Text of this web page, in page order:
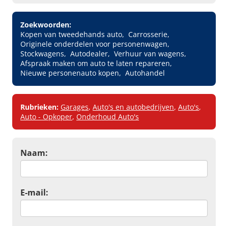
Zoekwoorden:
Kopen van tweedehands auto
Carrosserie
Originele onderdelen voor personenwagen
Stockwagens
Autodealer
Verhuur van wagens
Afspraak maken om auto te laten repareren
Nieuwe personenauto kopen
Autohandel
Rubrieken: Garages, Auto's en autobedrijven, Auto's,
Auto - Opkoper, Onderhoud Auto's
Naam:
E-mail: